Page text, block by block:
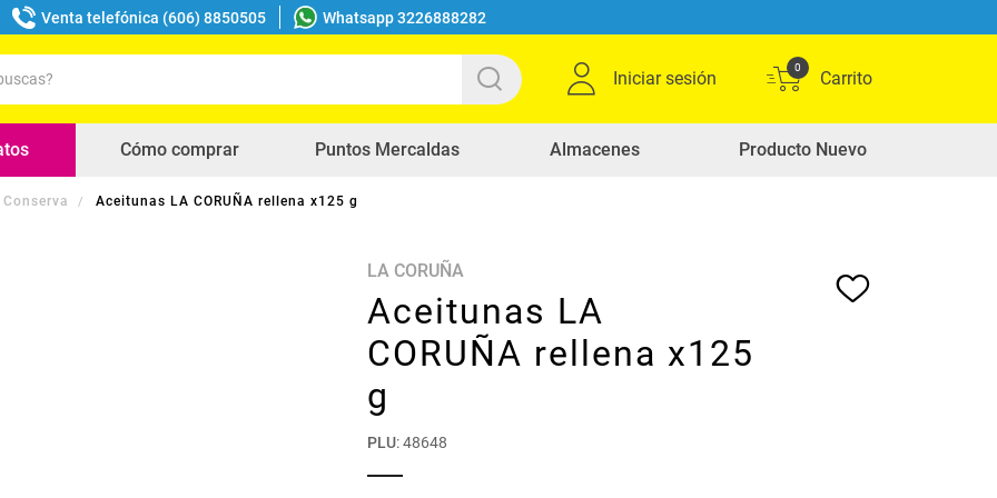
Venta telefónica (606) 8850505 Whatsapp 3226888282
Iniciar sesión
0
Cómo comprar Puntos Mercaldas Almacenes Producto Nuevo
Aceitunas LA CORUÑA rellena x125 g
LA CORUÑA
Aceitunas LA
CORUÑA rellena x125
g
PLU:48648
buscados